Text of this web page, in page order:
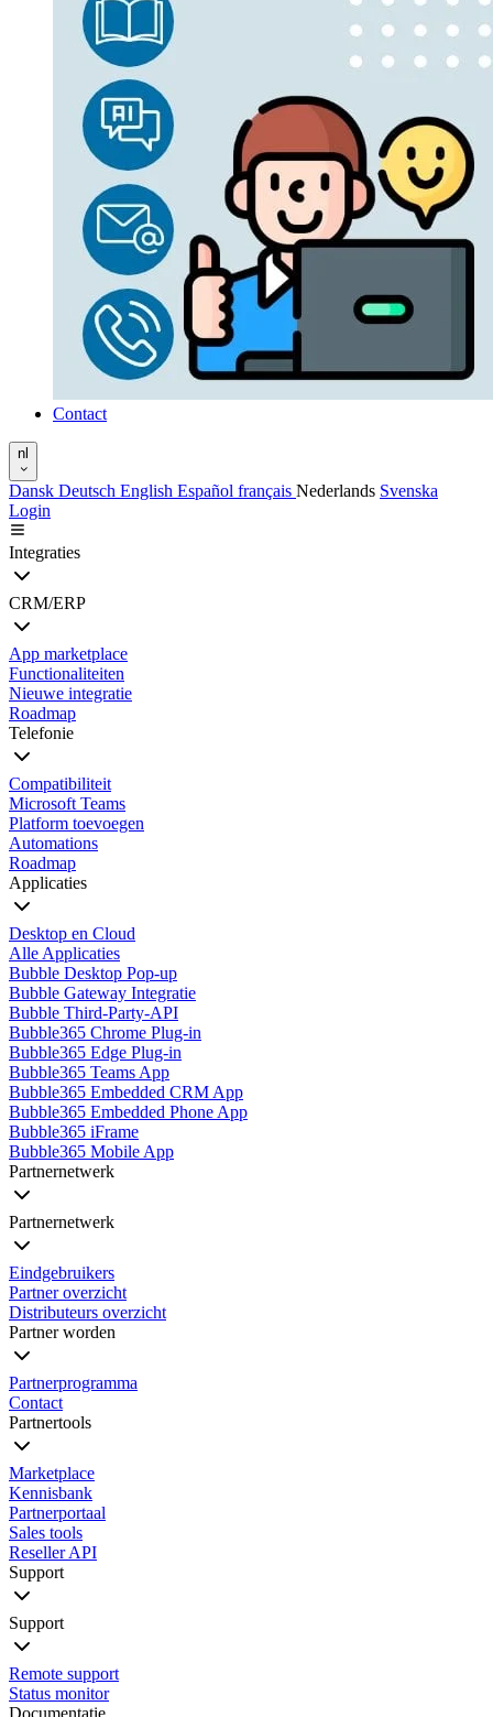
Contact
nl
Dansk Deutsch English Español français Nederlands Svenska
Login
Integraties
CRM/ERP
App marketplace
Functionaliteiten
Nieuwe integratie
Roadmap
Telefonie
Compatibiliteit
Microsoft Teams
Platform toevoegen
Automations
Roadmap
Applicaties
Desktop en Cloud
Alle Applicaties
Bubble Desktop Pop-up
Bubble Gateway Integratie
Bubble Third-Party-API
Bubble365 Chrome Plug-in
Bubble365 Edge Plug-in
Bubble365 Teams App
Bubble365 Embedded CRM App
Bubble365 Embedded Phone App
Bubble365 iFrame
Bubble365 Mobile App
Partnernetwerk
Partnernetwerk
Eindgebruikers
Partner overzicht
Distributeurs overzicht
Partner worden
Partnerprogramma
Contact
Partnertools
Marketplace
Kennisbank
Partnerportaal
Sales tools
Reseller API
Support
Support
Remote support
Status monitor
Documentatie